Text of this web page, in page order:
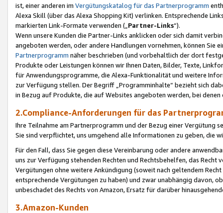
ist, einer anderen im Vergütungskatalog für das Partnerprogramm
Alexa Skill (über das Alexa Shopping Kit) verlinken. Entsprechende
markierten Link-Formate verwenden („ Partner-Links“).
Wenn unsere Kunden die Partner-Links anklicken oder sich damit
angeboten werden, oder andere Handlungen vornehmen, können Sie
Partnerprogramm näher beschrieben (und vorbehaltlich der dort
Produkte oder Leistungen können wir Ihnen Daten, Bilder, Texte,
für Anwendungsprogramme, die Alexa-Funktionalität und weitere
zur Verfügung stellen. Der Begriff „Programminhalte“ bezieht sich
in Bezug auf Produkte, die auf Websites angeboten werden, bei
2.Compliance-Anforderungen für das
Ihre Teilnahme am Partnerprogramm und der Bezug einer Vergütung
Sie sind verpflichtet, uns umgehend alle Informationen zu geben, die
Für den Fall, dass Sie gegen diese Vereinbarung oder andere
uns zur Verfügung stehenden Rechten und Rechtsbehelfen, das
Vergütungen ohne weitere Ankündigung (soweit nach geltendem
entsprechende Vergütungen zu haben) und zwar unabhängig davon,
unbeschadet des Rechts von Amazon, Ersatz für darüber
3.Amazon-Kunden